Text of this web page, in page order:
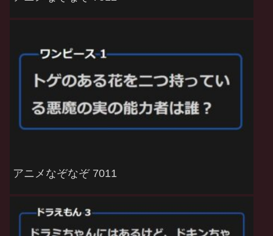
アニメなぞなぞ 7011